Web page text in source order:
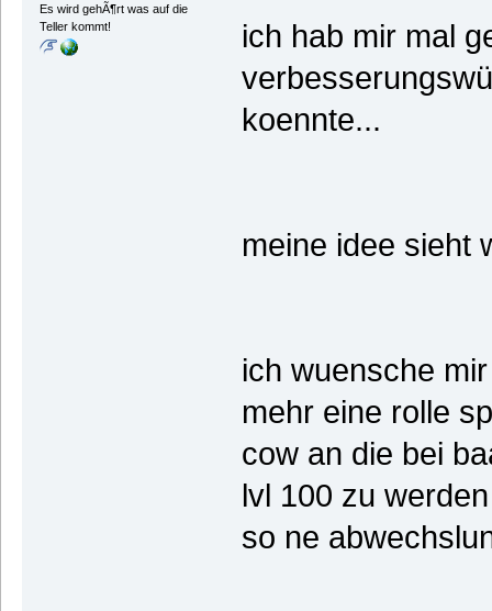
Es wird gehÃ¶rt was auf die
Teller kommt!
ich hab mir mal
koennte...
meine idee sieht
ich wuensche
mehr eine rolle
cow an die bei
lvl 100 zu
so ne